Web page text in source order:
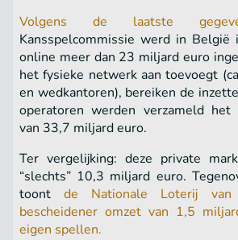
Volgens de laatste
Kansspelcommissie werd in
online meer dan 23 miljard euro
het fysieke netwerk aan toevoegt
en wedkantoren), bereiken de
operatoren werden verzameld het
van 33,7 miljard euro.
Ter vergelijking: deze private
“slechts” 10,3 miljard euro.
toontde Nationale Loterij
bescheidener omzet van 1,5
eigen spellen.